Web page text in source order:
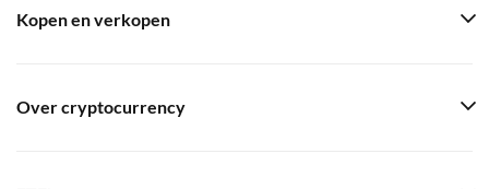
Kopen en verkopen
Over cryptocurrency